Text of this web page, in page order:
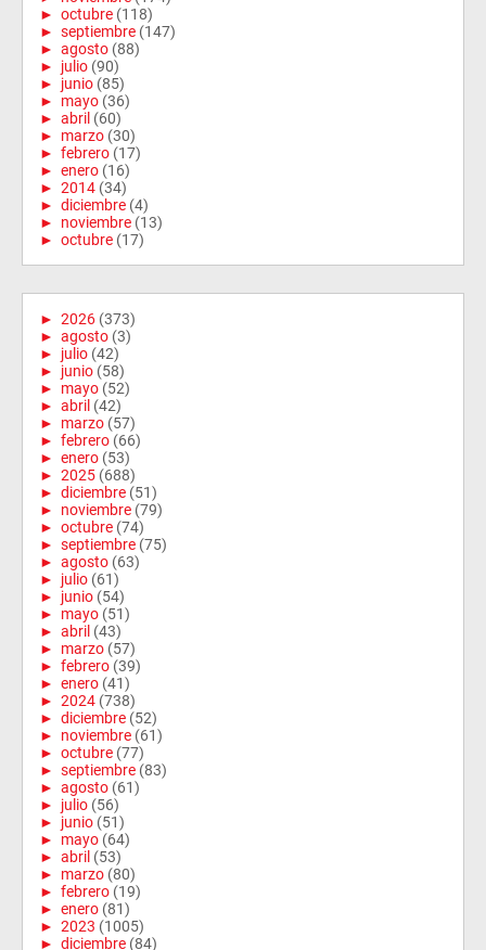
► octubre (118)
► septiembre (147)
► agosto (88)
► julio (90)
► junio (85)
► mayo (36)
► abril (60)
► marzo (30)
► febrero (17)
► enero (16)
► 2014 (34)
► diciembre (4)
► noviembre (13)
► octubre (17)
► 2026 (373)
► agosto (3)
► julio (42)
► junio (58)
► mayo (52)
► abril (42)
► marzo (57)
► febrero (66)
► enero (53)
► 2025 (688)
► diciembre (51)
► noviembre (79)
► octubre (74)
► septiembre (75)
► agosto (63)
► julio (61)
► junio (54)
► mayo (51)
► abril (43)
► marzo (57)
► febrero (39)
► enero (41)
► 2024 (738)
► diciembre (52)
► noviembre (61)
► octubre (77)
► septiembre (83)
► agosto (61)
► julio (56)
► junio (51)
► mayo (64)
► abril (53)
► marzo (80)
► febrero (19)
► enero (81)
► 2023 (1005)
► diciembre (84)